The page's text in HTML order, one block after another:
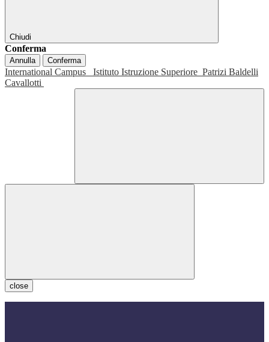
Chiudi
Conferma
Annulla Conferma
International Campus Istituto Istruzione Superiore Patrizi Baldelli
Cavallotti
close